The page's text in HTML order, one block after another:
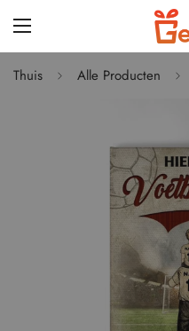
Thuis Alle Producten